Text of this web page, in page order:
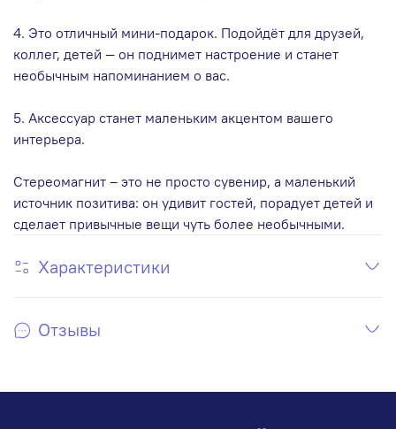
4. Это отличный мини‑подарок. Подойдёт для друзей,
коллег, детей — он поднимет настроение и станет
необычным напоминанием о вас.
5. Аксессуар станет маленьким акцентом вашего
интерьера.
Стереомагнит – это не просто сувенир, а маленький
источник позитива: он удивит гостей, порадует детей и
сделает привычные вещи чуть более необычными.
Характеристики
Отзывы